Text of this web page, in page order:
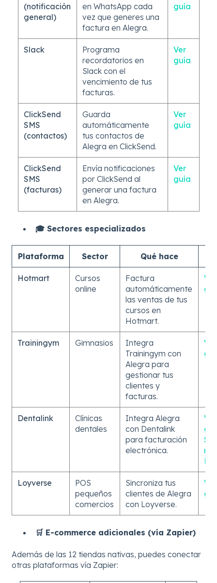
(notificación
general)
en WhatsApp cada
vez que generes una
factura en Alegra.
guía
Slack
Programa
recordatorios en
Slack con el
vencimiento de tus
facturas.
Ver
guía
ClickSend
SMS
(contactos)
Guarda
automáticamente
tus contactos de
Alegra en ClickSend.
Ver
guía
ClickSend
SMS
(facturas)
Envía notificaciones
por ClickSend al
generar una factura
en Alegra.
Ver
guía
🎓 Sectores especializados
Plataforma Sector Qué hace
Hotmart
Cursos
online
Factura
automáticamente
las ventas de tus
cursos en
Hotmart.
Ver
Trainingym Gimnasios
Integra
Trainingym con
Alegra para
gestionar tus
clientes y
facturas.
Ver
Dentalink
Clínicas
dentales
Integra Alegra
con Dentalink
para facturación
electrónica.
Ver
Loyverse
POS
pequeños
comercios
Sincroniza tus
clientes de Alegra
con Loyverse.
Ver
🛒 E-commerce adicionales (vía Zapier)
Además de las 12 tiendas nativas, puedes conectar
otras plataformas vía Zapier: